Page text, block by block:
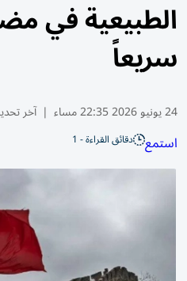
الطبيعية في
سريعاً
24 يونيو 2026 22:35 مساء | آخر
استمع دقائق القراءة - 1